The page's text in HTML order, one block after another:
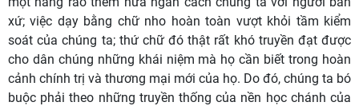
xứ; việc dạy bằng chữ nho hoàn toàn vượt khỏi tầm kiểm
soát của chúng ta; thứ chữ đó thật rất khó truyền đạt được
cho dân chúng những khái niệm mà họ cần biết trong hoàn
cảnh chính trị và thương mại mới của họ. Do đó, chúng ta bó
buộc phải theo những truyền thống của nền học chánh của